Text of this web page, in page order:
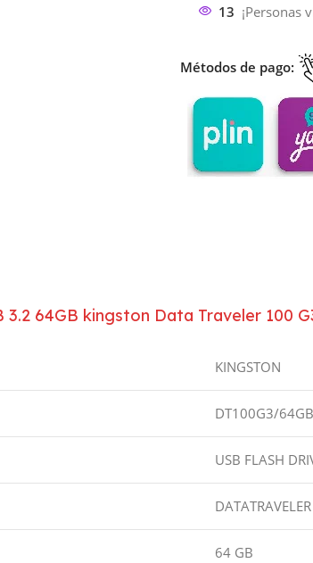
13 ¡Personas
Métodos de pago:
3.2 64GB kingston Data Traveler 100
KINGSTON
DT100G3/64GB
USB FLASH
64 GB